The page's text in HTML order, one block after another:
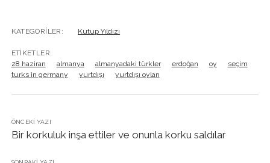
KATEGORILER: Kutup Yıldızı
ETIKETLER:
28 haziran
almanya almanyadaki türkler erdoğan oy
seçim
turks in germany
yurtdışı yurtdışı oyları
ÖNCEKI YAZI
Bir korkuluk inşa ettiler ve onunla korku saldılar